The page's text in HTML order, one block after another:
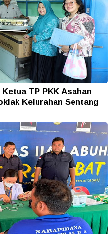
TP PKK Asahan
Kelurahan Sentang